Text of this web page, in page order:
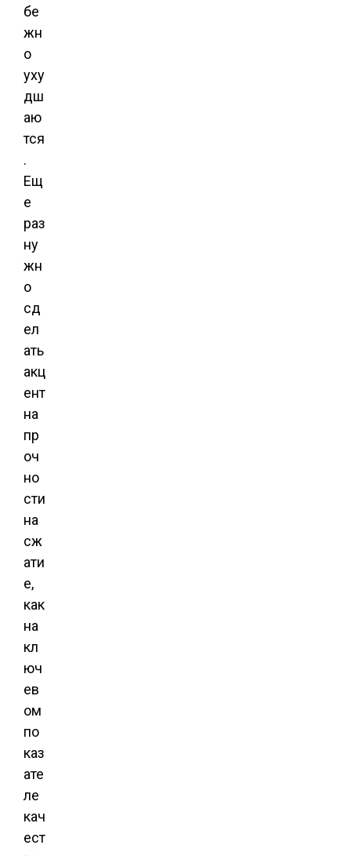
бе
жн
о
уху
дш
аю
тся
.
Ещ
е
раз
ну
жн
о
сд
ел
ать
акц
ент
на
пр
оч
но
сти
на
сж
ати
е,
как
на
кл
юч
ев
ом
по
каз
ате
ле
кач
ест